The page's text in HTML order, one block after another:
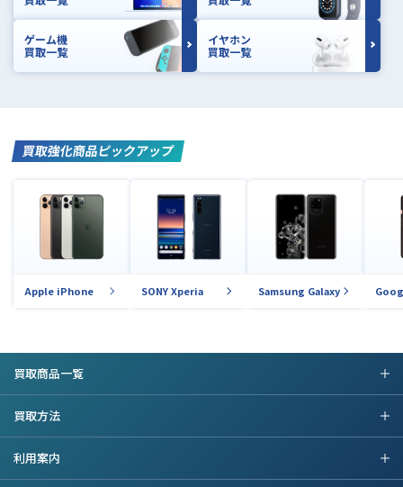
ゲーム機
買取一覧
イヤホン
買取一覧
買取強化商品ピックアップ
Apple iPhone SONY Xperia Samsung Galaxy
買取商品一覧
買取方法
利用案内